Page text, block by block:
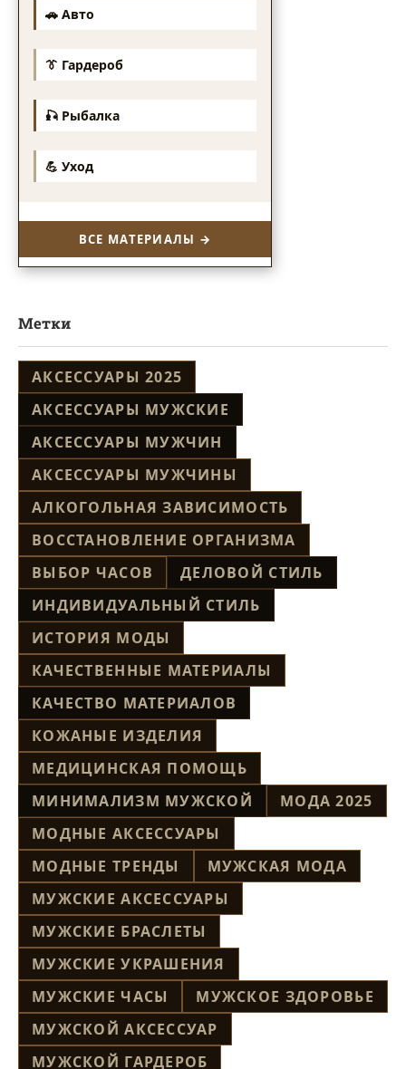
🚗 Авто
👔 Гардероб
🎣 Рыбалка
💪 Уход
ВСЕ МАТЕРИАЛЫ →
Метки
АКСЕССУАРЫ 2025
АКСЕССУАРЫ МУЖСКИЕ
АКСЕССУАРЫ МУЖЧИН
АКСЕССУАРЫ МУЖЧИНЫ
АЛКОГОЛЬНАЯ ЗАВИСИМОСТЬ
ВОССТАНОВЛЕНИЕ ОРГАНИЗМА
ВЫБОР ЧАСОВ
ДЕЛОВОЙ СТИЛЬ
ИНДИВИДУАЛЬНЫЙ СТИЛЬ
ИСТОРИЯ МОДЫ
КАЧЕСТВЕННЫЕ МАТЕРИАЛЫ
КАЧЕСТВО МАТЕРИАЛОВ
КОЖАНЫЕ ИЗДЕЛИЯ
МЕДИЦИНСКАЯ ПОМОЩЬ
МИНИМАЛИЗМ МУЖСКОЙ
МОДА 2025
МОДНЫЕ АКСЕССУАРЫ
МОДНЫЕ ТРЕНДЫ
МУЖСКАЯ МОДА
МУЖСКИЕ АКСЕССУАРЫ
МУЖСКИЕ БРАСЛЕТЫ
МУЖСКИЕ УКРАШЕНИЯ
МУЖСКИЕ ЧАСЫ
МУЖСКОЕ ЗДОРОВЬЕ
МУЖСКОЙ АКСЕССУАР
МУЖСКОЙ ГАРДЕРОБ